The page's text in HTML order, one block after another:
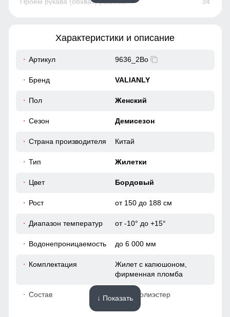
Характеристики и описание
Артикул 9636_2Bo
Бренд VALIANLY
Пол Женский
Сезон Демисезон
Страна производителя Китай
Тип Жилетки
Цвет Бордовый
Рост от 150 до 188 см
Диапазон температур от -10° до +15°
Водонепроницаемость до 6 000 мм
Комплектация
Жилет с капюшоном,
фирменная пломба
Состав 100% полиэстер
↓ Показать